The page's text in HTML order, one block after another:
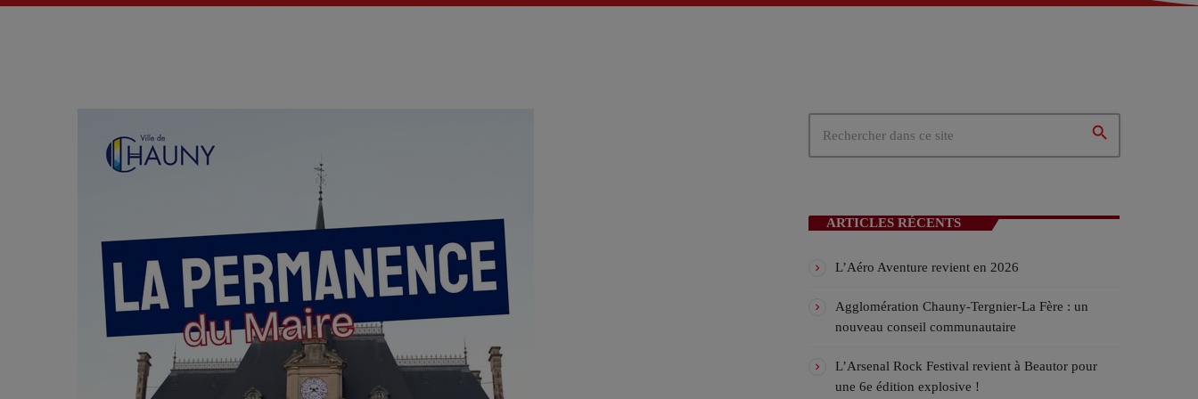
Actualités – Tergnier (02)
EMISSION EN COURS
La playlist VIV’FM
search
ARTICLES RÉCENTS
L’Aéro Aventure revient en 2026
Agglomération Chauny-Tergnier-La Fère : un
nouveau conseil communautaire
L’Arsenal Rock Festival revient à Beautor pour
une 6e édition explosive !